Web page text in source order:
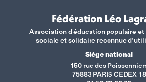
Fédération Léo
Association d'éducation populaire et
sociale et solidaire reconnue
Siège national
150 rue des
75883 PARIS CEDEX 18